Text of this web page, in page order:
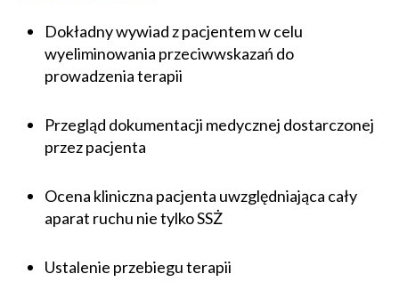
Dokładny wywiad z pacjentem w celu
wyeliminowania przeciwwskazań do
prowadzenia terapii
Przegląd dokumentacji medycznej dostarczonej
przez pacjenta
Ocena kliniczna pacjenta uwzględniająca cały
aparat ruchu nie tylko SSŻ
Ustalenie przebiegu terapii